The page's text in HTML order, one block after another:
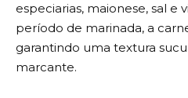
especiarias, maionese, sal e
período de marinada, a
garantindo uma textura
marcante.